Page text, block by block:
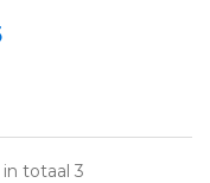
totaal 3